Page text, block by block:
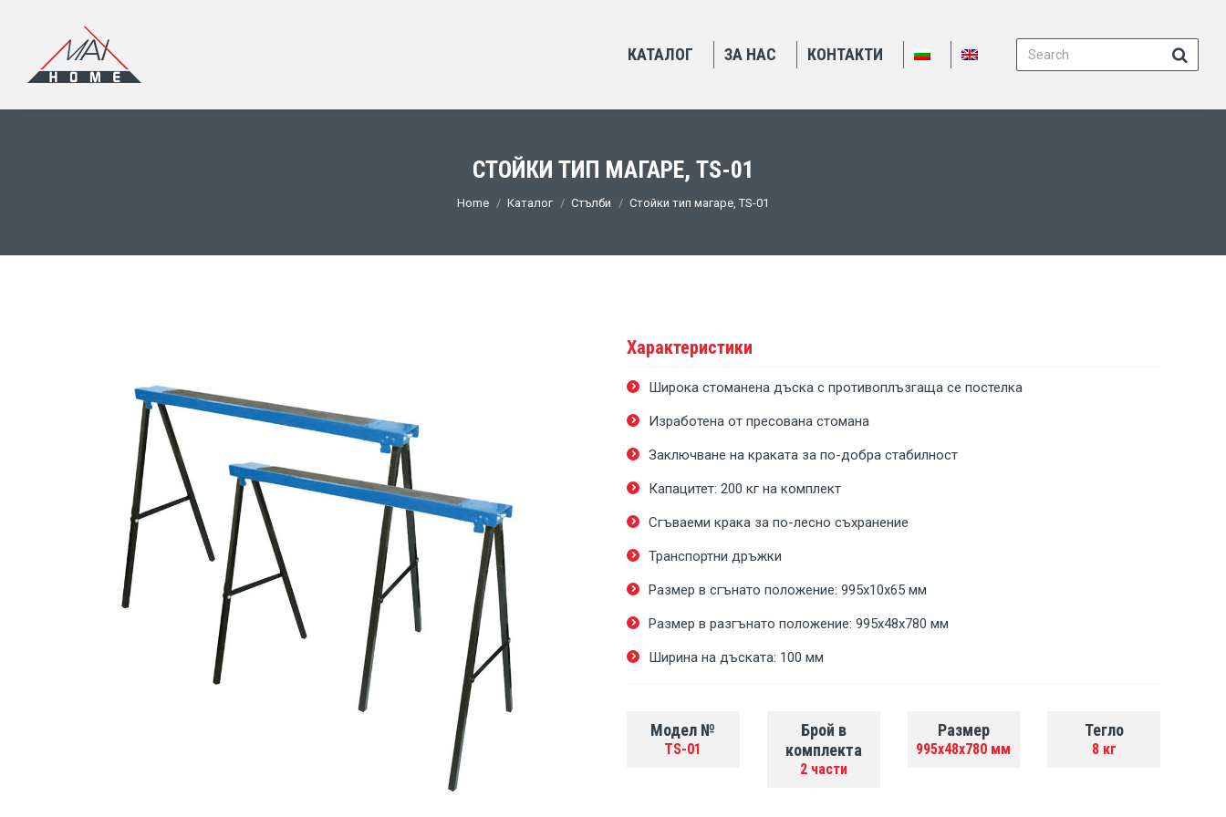
КАТАЛОГ ЗА НАС КОНТАКТИ Search:
СТОЙКИ ТИП МАГАРЕ, TS-01
You are here:
Home Каталог Стълби Стойки тип магаре, TS-01
Характеристики
Широка стоманена дъска с противоплъзгаща се постелка
Изработена от пресована стомана
Заключване на краката за по-добра стабилност
Капацитет: 200 кг на комплект
Сгъваеми крака за по-лесно съхранение
Транспортни дръжки
Размер в сгънато положение: 995x10x65 мм
Размер в разгънато положение: 995x48x780 мм
Ширина на дъската: 100 мм
Модел №
TS-01
Брой в
комплекта
2 части
Размер
995x48x780 мм
Тегло
8 кг